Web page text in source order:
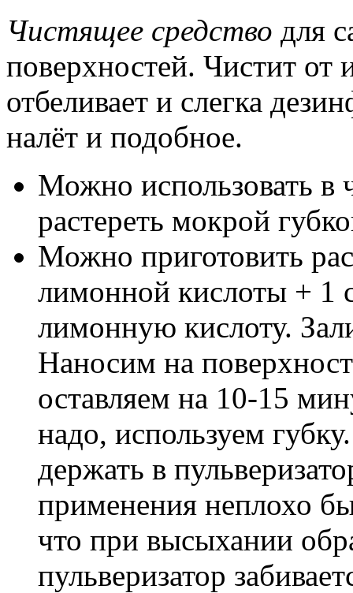
Чистящее средство для
поверхностей. Чистит от
отбеливает и слегка
налёт и подобное.
Можно использовать в
растереть мокрой
Можно приготовить
лимонной кислоты + 1
лимонную кислоту.
Наносим на
оставляем на 10-15
надо, используем
держать в
применения неплохо
что при высыхании
пульверизатор